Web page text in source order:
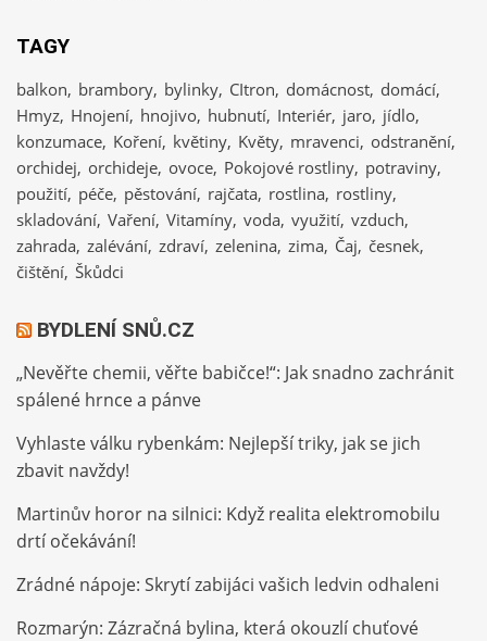
TAGY
balkon brambory bylinky CItron domácnost domácí
Hmyz Hnojení hnojivo hubnutí Interiér jaro jídlo
konzumace Koření květiny Květy mravenci odstranění
orchidej orchideje ovoce Pokojové rostliny potraviny
použití péče pěstování rajčata rostlina rostliny
skladování Vaření Vitamíny voda využití vzduch
zahrada zalévání zdraví zelenina zima Čaj česnek
čištění Škůdci
BYDLENÍ SNŮ.CZ
„Nevěřte chemii, věřte babičce!“: Jak snadno zachránit
spálené hrnce a pánve
Vyhlaste válku rybenkám: Nejlepší triky, jak se jich
zbavit navždy!
Martinův horor na silnici: Když realita elektromobilu
drtí očekávání!
Zrádné nápoje: Skrytí zabijáci vašich ledvin odhaleni
Rozmarýn: Zázračná bylina, která okouzlí chuťové